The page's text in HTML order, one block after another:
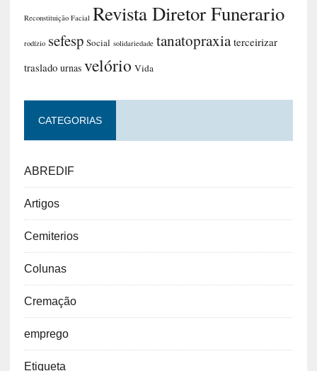
Reconstituição Facial Revista Diretor Funerario
rodízio sefesp Social solidariedade tanatopraxia terceirizar
traslado urnas velório Vida
CATEGORIAS
ABREDIF
Artigos
Cemiterios
Colunas
Cremação
emprego
Etiqueta